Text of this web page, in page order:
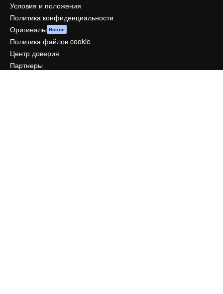
Условия и положения
Политика конфиденциальности
Оригиналы Новое
Политика файлов cookie
Центр доверия
Партнеры